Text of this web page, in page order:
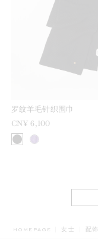
罗纹羊毛针织围巾
CN¥ 6,100
HOMEPAGE 女士 配饰